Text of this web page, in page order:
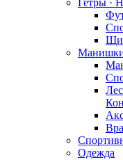
Гетры ·
Манишки
Одежда